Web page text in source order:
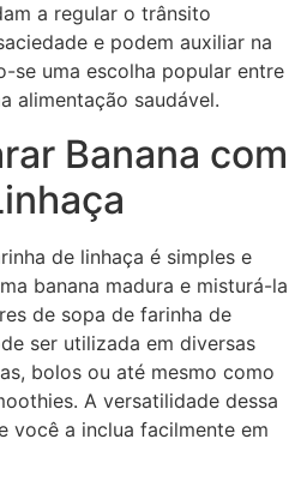
a regular o trânsito
e podem auxiliar na
se uma escolha popular entre
alimentação saudável.
Banana com
de linhaça é simples e
banana madura e misturá-la
de sopa de farinha de
ser utilizada em diversas
bolos ou até mesmo como
A versatilidade dessa
você a inclua facilmente em